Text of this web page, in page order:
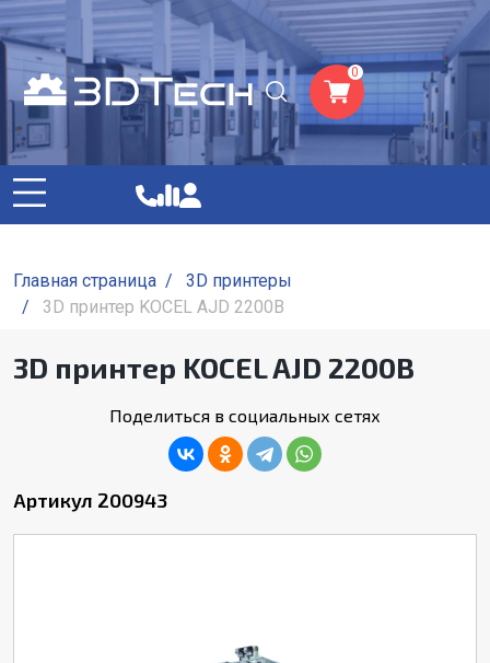
0
Главная страница /
3D принтеры
/
3D принтер KOCEL AJD 2200B
3D принтер KOCEL AJD 2200B
Поделиться в социальных сетях
Артикул 200943